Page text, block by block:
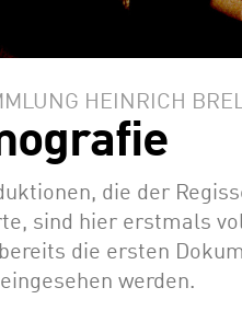
HEINRICH
die der
sind hier erstmals
die ersten
werden.